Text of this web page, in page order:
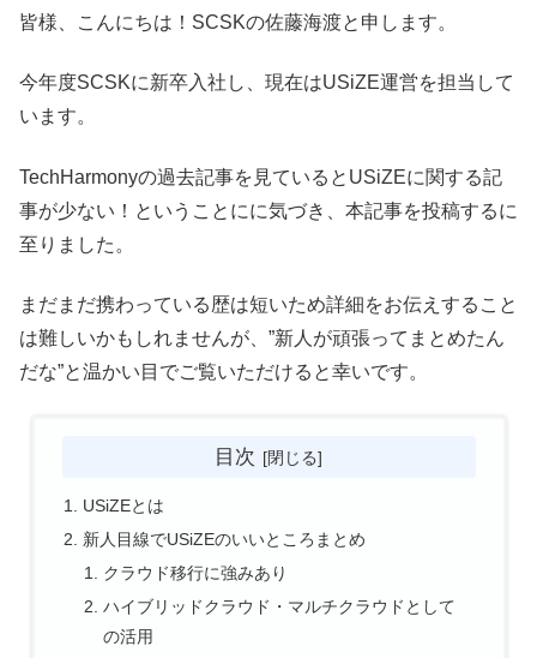
皆様、こんにちは！SCSKの佐藤海渡と申します。
今年度SCSKに新卒入社し、現在はUSiZE運営を担当して
います。
TechHarmonyの過去記事を見ているとUSiZEに関する記
事が少ない！ということにに気づき、本記事を投稿するに
至りました。
まだまだ携わっている歴は短いため詳細をお伝えすること
は難しいかもしれませんが、”新人が頑張ってまとめたん
だな”と温かい目でご覧いただけると幸いです。
目次
USiZEとは
新人目線でUSiZEのいいところまとめ
クラウド移行に強みあり
ハイブリッドクラウド・マルチクラウドとして
の活用